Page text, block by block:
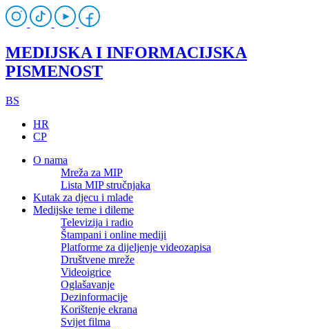
MEDIJSKA I INFORMACIJSKA
PISMENOST
BS
HR
CP
O nama
Mreža za MIP
Lista MIP stručnjaka
Kutak za djecu i mlade
Medijske teme i dileme
Televizija i radio
Štampani i online mediji
Platforme za dijeljenje videozapisa
Društvene mreže
Videoigrice
Oglašavanje
Dezinformacije
Korištenje ekrana
Svijet filma